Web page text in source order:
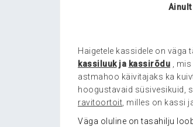
Haigetele kassidele on
kassiluukja kassirõdu ,
astmahoo käivitajaks ka
hoogustavaid süsivesikuid,
ravitoortoit, milles on kassi
Väga oluline on tasahilju